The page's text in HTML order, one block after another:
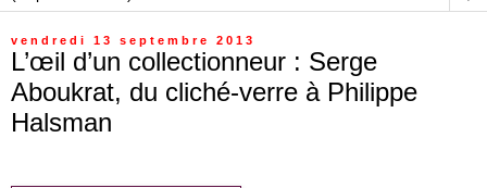
vendredi 13 septembre 2013
L’œil d’un collectionneur : Serge
Aboukrat, du cliché-verre à Philippe
Halsman